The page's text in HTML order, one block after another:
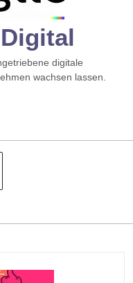
digitale
wachsen lassen.